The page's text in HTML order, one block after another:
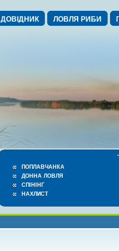
ДОВІДНИК ЛОВЛЯ РИБИ
ПОПЛАВЧАНКА
ДОННА ЛОВЛЯ
СПІНІНГ
НАХЛИСТ